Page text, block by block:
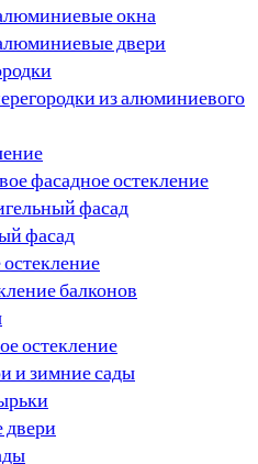
окна
двери
из алюминиевого
фасадное остекление
фасад
фасад
балконов
остекление
и зимние сады
двери